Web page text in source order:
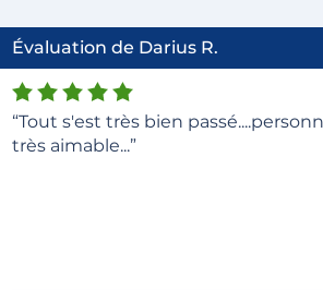
Évaluation de Darius R.
“Tout s'est très bien
très aimable...”